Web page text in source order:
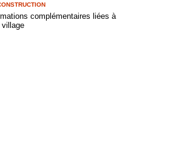
complémentaires liées à
village